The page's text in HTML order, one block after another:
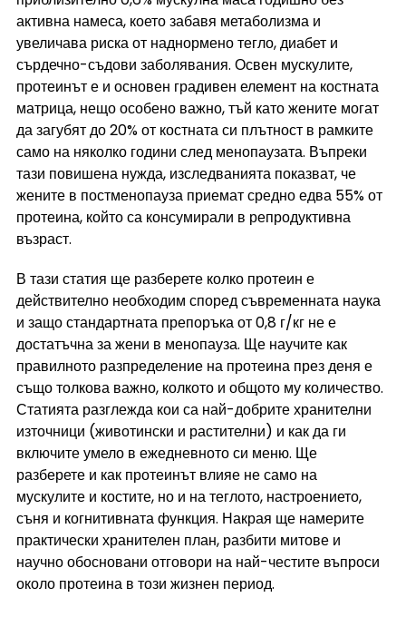
активна намеса, което забавя метаболизма и
увеличава риска от наднормено тегло, диабет и
сърдечно-съдови заболявания. Освен мускулите,
протеинът е и основен градивен елемент на костната
матрица, нещо особено важно, тъй като жените могат
да загубят до 20% от костната си плътност в рамките
само на няколко години след менопаузата. Въпреки
тази повишена нужда, изследванията показват, че
жените в постменопауза приемат средно едва 55% от
протеина, който са консумирали в репродуктивна
възраст.
В тази статия ще разберете колко протеин е
действително необходим според съвременната наука
и защо стандартната препоръка от 0,8 г/кг не е
достатъчна за жени в менопауза. Ще научите как
правилното разпределение на протеина през деня е
също толкова важно, колкото и общото му количество.
Статията разглежда кои са най-добрите хранителни
източници (животински и растителни) и как да ги
включите умело в ежедневното си меню. Ще
разберете и как протеинът влияе не само на
мускулите и костите, но и на теглото, настроението,
съня и когнитивната функция. Накрая ще намерите
практически хранителен план, разбити митове и
научно обосновани отговори на най-честите въпроси
около протеина в този жизнен период.